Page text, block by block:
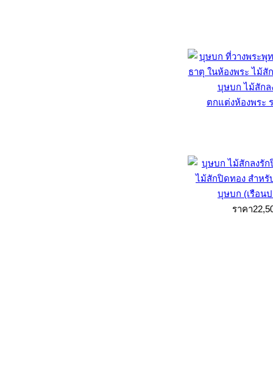
บุษบก ไม้สักล
ตกแต่งห้องพระ
บุษบก (เรือน
ราคา